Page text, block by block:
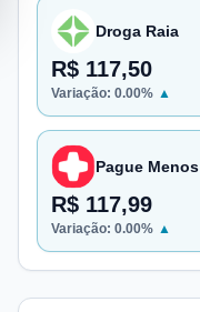
Droga Raia
R$ 117,50
Variação: 0.00% ▲
Pague Menos
R$ 117,99
Variação: 0.00% ▲